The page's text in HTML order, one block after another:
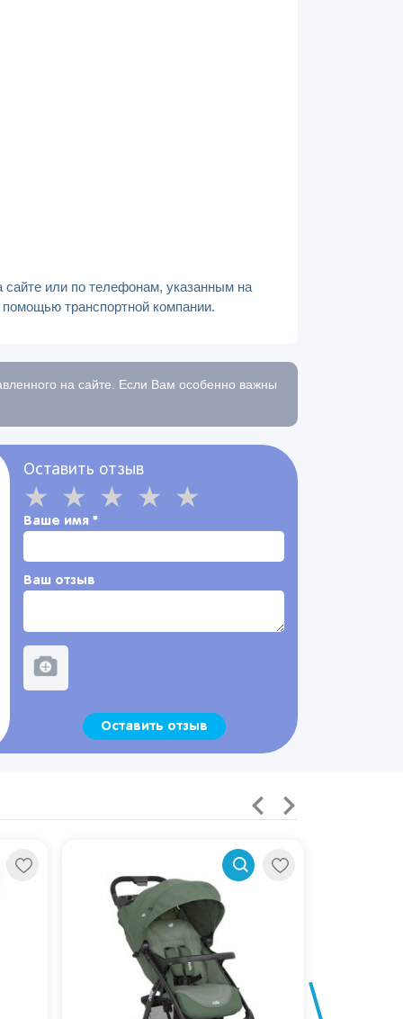
или по телефонам, указанным на
транспортной компании.
на сайте. Если Вам особенно важны
Оставить отзыв
Ваше имя *
Ваш отзыв
Оставить отзыв